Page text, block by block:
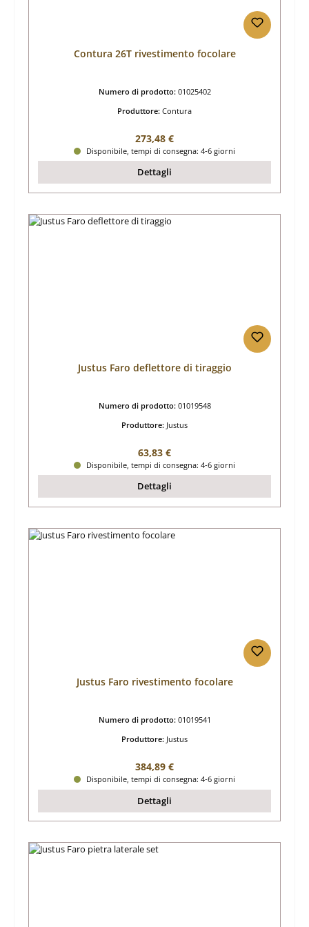
Contura 26T rivestimento focolare
Numero di prodotto: 01025402
Produttore: Contura
Prezzo normale:
273,48 €
Disponibile, tempi di consegna: 4-6 giorni
Dettagli
Justus Faro deflettore di tiraggio
Numero di prodotto: 01019548
Produttore: Justus
Prezzo normale:
63,83 €
Disponibile, tempi di consegna: 4-6 giorni
Dettagli
Justus Faro rivestimento focolare
Numero di prodotto: 01019541
Produttore: Justus
Prezzo normale:
384,89 €
Disponibile, tempi di consegna: 4-6 giorni
Dettagli